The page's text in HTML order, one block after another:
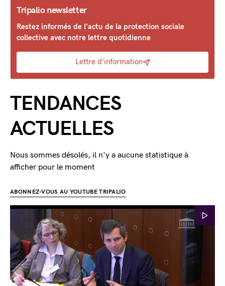
Tripalio newsletter
Restez informés de l'actu de la protection sociale
collective avec notre lettre quotidienne
Lettre d'information
TENDANCES
ACTUELLES
Nous sommes désolés, il n'y a aucune statistique à
afficher pour le moment
ABONNEZ-VOUS AU YOUTUBE TRIPALIO